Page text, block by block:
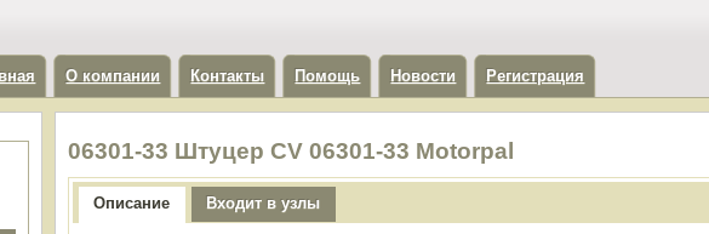
О компании Контакты Помощь Новости Регистрация
06301-33 Штуцер CV 06301-33 Motorpal
Описание Входит в узлы